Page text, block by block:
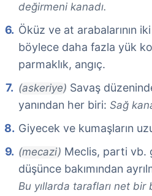
değirmeni kanadı.
Öküz ve at arabalarının
böylece daha fazla yük
parmaklık, angıç.
(askeriye) Savaş
yanından her biri: Sağ
Giyecek ve kumaşların
(mecazi) Meclis, parti vb.
düşünce bakımından
Bu yıllarda tarafları net